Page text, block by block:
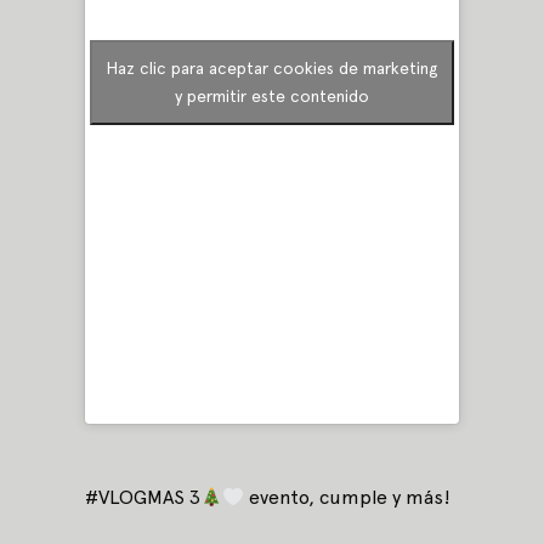
Haz clic para aceptar cookies de marketing
y permitir este contenido
#VLOGMAS 3 evento, cumple y más!